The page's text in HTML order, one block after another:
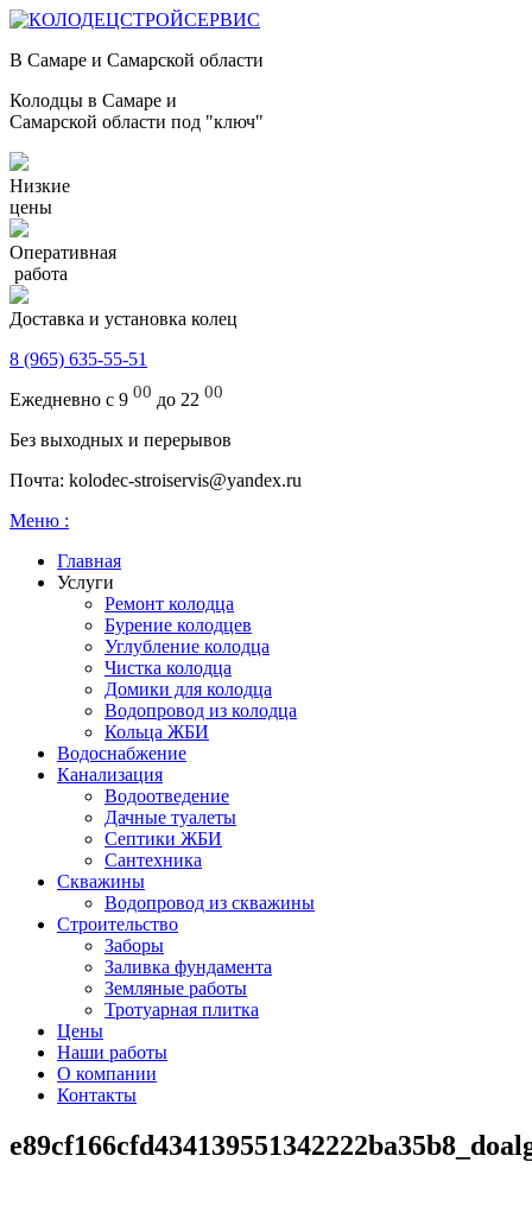
В Самаре и Самарской области
Колодцы в Самаре и
Самарской области под "ключ"
Низкие
цены
Оперативная
работа
Доставка и установка колец
8 (965) 635-55-51
Ежедневно с 9 00 до 22 00
Без выходных и перерывов
Почта: kolodec-stroiservis@yandex.ru
Меню :
Главная
Услуги
Ремонт колодца
Бурение колодцев
Углубление колодца
Чистка колодца
Домики для колодца
Водопровод из колодца
Кольца ЖБИ
Водоснабжение
Канализация
Водоотведение
Дачные туалеты
Септики ЖБИ
Сантехника
Скважины
Водопровод из скважины
Строительство
Заборы
Заливка фундамента
Земляные работы
Тротуарная плитка
Цены
Наши работы
О компании
Контакты